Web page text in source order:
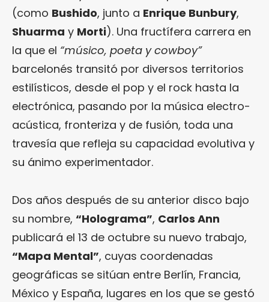
(como Bushido, junto a Enrique Bunbury,
Shuarma y Morti). Una fructífera carrera en
la que el “músico, poeta y cowboy”
barcelonés transitó por diversos territorios
estilísticos, desde el pop y el rock hasta la
electrónica, pasando por la música electro-
acústica, fronteriza y de fusión, toda una
travesía que refleja su capacidad evolutiva y
su ánimo experimentador.
Dos años después de su anterior disco bajo
su nombre, “Holograma”, Carlos Ann
publicará el 13 de octubre su nuevo trabajo,
“Mapa Mental”, cuyas coordenadas
geográficas se sitúan entre Berlín, Francia,
México y España, lugares en los que se gestó